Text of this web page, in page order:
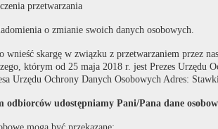
przetwarzania
o zmianie swoich danych osobowych.
wnieść skargę w związku z przetwarzaniem przez
którym od 25 maja 2018 r. jest Prezes Urzędu
Urzędu Ochrony Danych Osobowych Adres:
odbiorców udostępniamy Pani/Pana dane